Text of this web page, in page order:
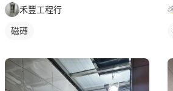
禾豐工程行
磁磚